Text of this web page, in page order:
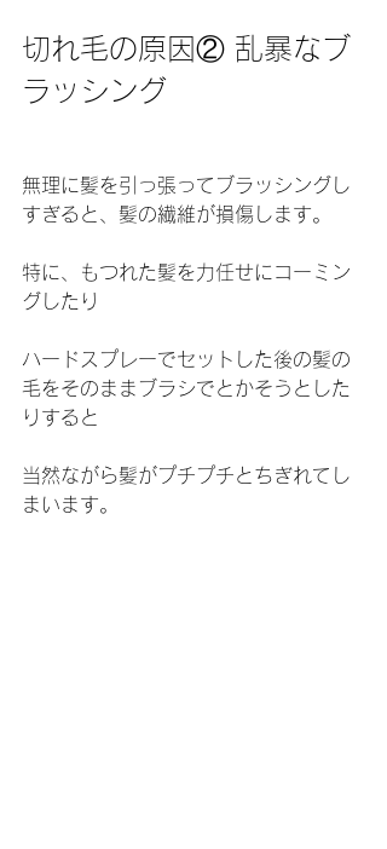
切れ毛の原因② 乱暴なブ
ラッシング
無理に髪を引っ張ってブラッシングし
すぎると、髪の繊維が損傷します。
特に、もつれた髪を力任せにコーミン
グしたり
ハードスプレーでセットした後の髪の
毛をそのままブラシでとかそうとした
りすると
当然ながら髪がプチプチとちぎれてし
まいます。